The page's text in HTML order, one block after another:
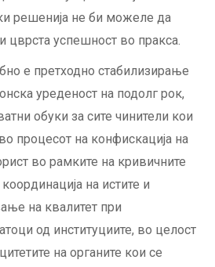
решенија не би можеле да
цврста успешност во пракса.
е претходно стабилизирање
уреденост на подолг рок,
обуки за сите чинители кои
процесот на конфискација на
во рамките на кривичните
на истите и
на квалитет при
од институциите, во целост
на органите кои се